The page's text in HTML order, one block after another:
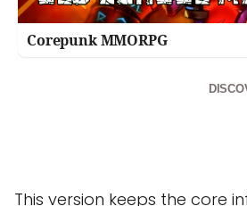
Corepunk MMORPG
This version keeps the core